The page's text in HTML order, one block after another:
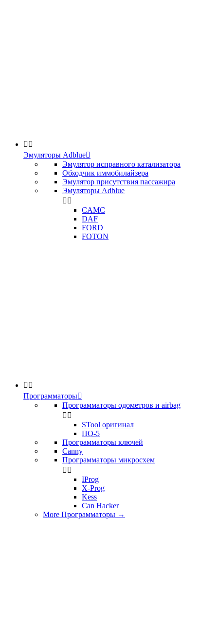
 
Эмуляторы Adblue
Эмулятор исправного катализатора
Обходчик иммобилайзера
Эмулятор присутствия пассажира
Эмуляторы Adblue
 
CAMC
DAF
FORD
FOTON
 
Программаторы
Программаторы одометров и airbag
 
STool оригинал
ПО-5
Программаторы ключей
Canny
Программаторы микросхем
 
IProg
X-Prog
Kess
Can Hacker
More Программаторы →